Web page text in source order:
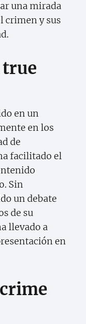
una mirada
crimen y sus
true
en un
en los
de
facilitado el
Sin
un debate
de su
llevado a
en